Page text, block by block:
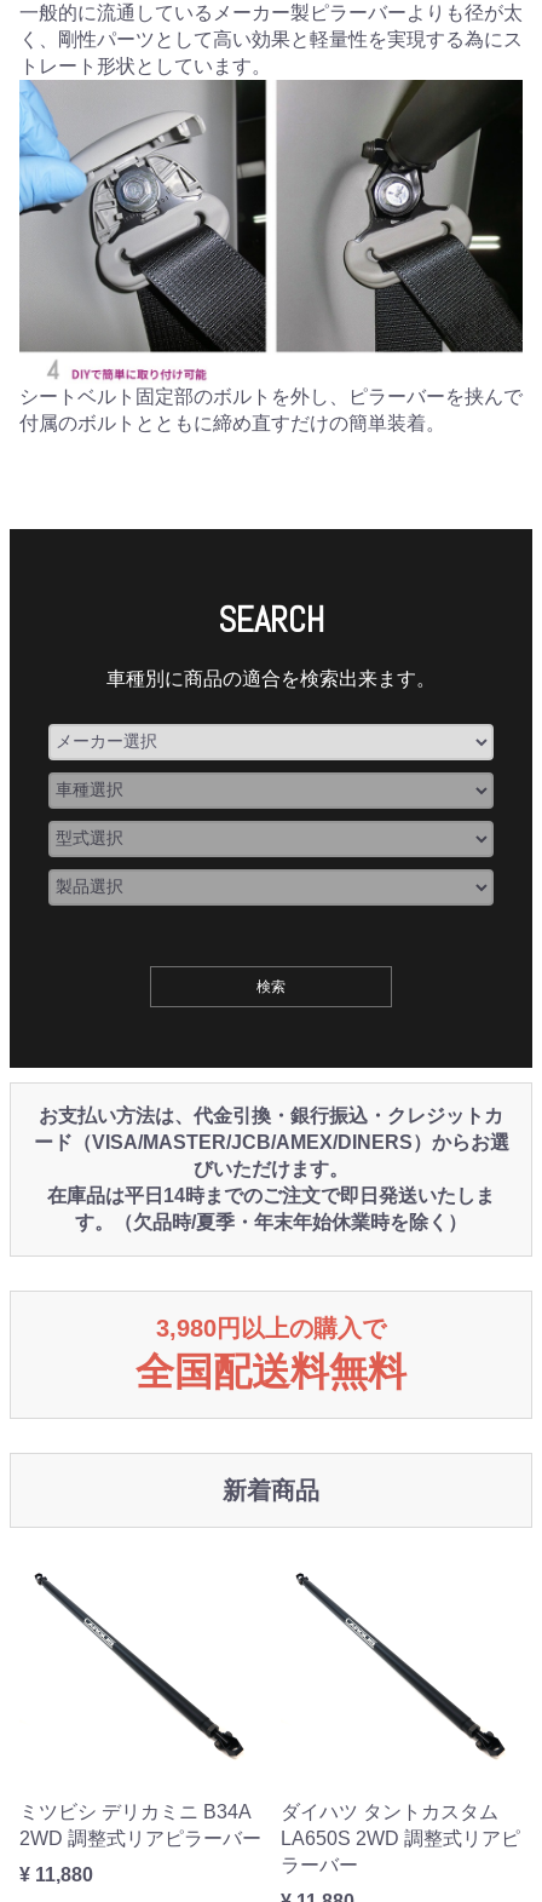
一般的に流通しているメーカー製ピラーバーよりも径が太
く、剛性パーツとして高い効果と軽量性を実現する為にス
トレート形状としています。
シートベルト固定部のボルトを外し、ピラーバーを挟んで
付属のボルトとともに締め直すだけの簡単装着。
SEARCH
車種別に商品の適合を検索出来ます。
お支払い方法は、代金引換・銀行振込・クレジットカ
ード（VISA/MASTER/JCB/AMEX/DINERS）からお選
びいただけます。
在庫品は平日14時までのご注文で即日発送いたしま
す。（欠品時/夏季・年末年始休業時を除く）
3,980円以上の購入で
全国配送料無料
新着商品
ミツビシ デリカミニ B34A
2WD 調整式リアピラーバー
¥ 11,880
ダイハツ タントカスタム
LA650S 2WD 調整式リアピ
ラーバー